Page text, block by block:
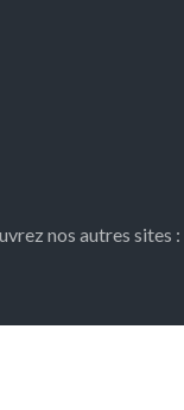
nos autres sites :